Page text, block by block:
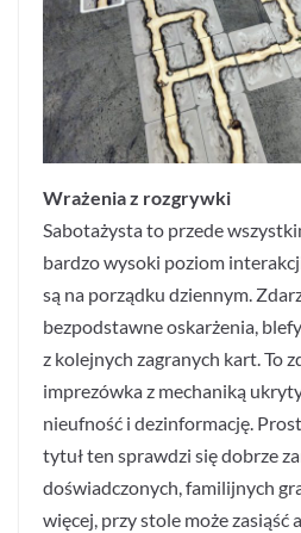
Wrażenia z rozgrywki
Sabotażysta to przede
bardzo wysoki poziom
są na porządku dziennym.
bezpodstawne oskarżenia,
z kolejnych zagranych kart. To
imprezówka z mechaniką
nieufność i dezinformację.
tytuł ten sprawdzi się dobrze
doświadczonych, familijnych
więcej, przy stole może zasiąść